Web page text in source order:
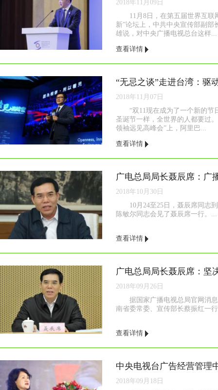
2018年11月09日
11月8日，在第五届世界互
新”论坛上，中共中央宣传部副
雄说，对中央广播电视总台这样...
查看详情
2018年11月07日
“双11现在成为了一个新的
圣诞节一样，全世界的人都要过
领袖远见高峰会”上，阿里巴...
查看详情
2018年10月30日
10月24至25日，聂辰席同志
陈敏尔同志会见了聂辰席一行。...
查看详情
广电总局局长聂辰席：坚
2018年09月26日
据国家广播电视总局官网消
南省委常委、宣传部长蔡振红一
查看详情
2018年09月18日